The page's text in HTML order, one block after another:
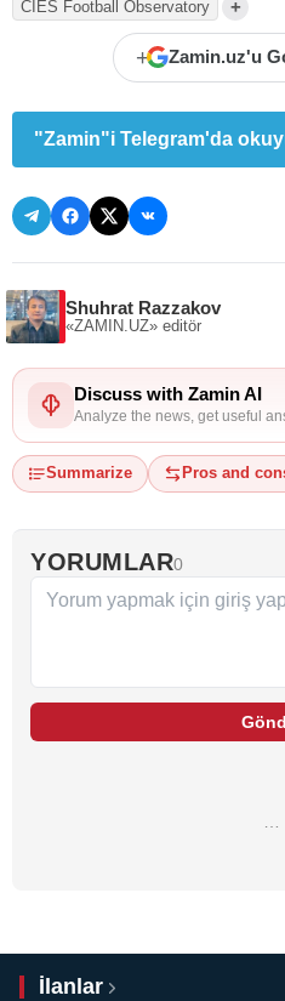
CIES Football Observatory +
+ Zamin.uz'u
"Zamin"i Telegram'da
Shuhrat Razzakov
«ZAMIN.UZ» editör
Discuss with Zamin AI
Analyze the news, get useful
Summarize Pros and
YORUMLAR0
İlanlar